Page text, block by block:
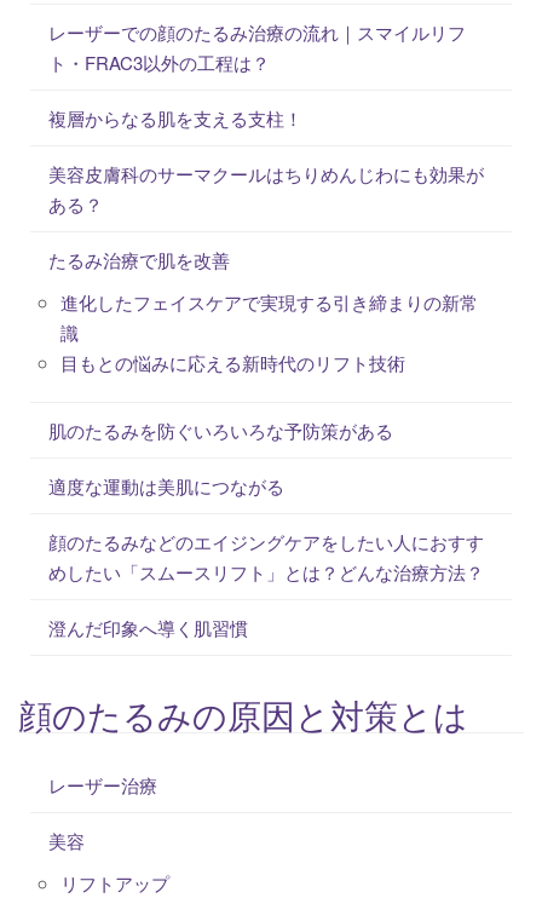
レーザーでの顔のたるみ治療の流れ｜スマイルリフ
ト・FRAC3以外の工程は？
複層からなる肌を支える支柱！
美容皮膚科のサーマクールはちりめんじわにも効果が
ある？
たるみ治療で肌を改善
進化したフェイスケアで実現する引き締まりの新常
識
目もとの悩みに応える新時代のリフト技術
肌のたるみを防ぐいろいろな予防策がある
適度な運動は美肌につながる
顔のたるみなどのエイジングケアをしたい人におすす
めしたい「スムースリフト」とは？どんな治療方法？
澄んだ印象へ導く肌習慣
顔のたるみの原因と対策とは
レーザー治療
美容
リフトアップ